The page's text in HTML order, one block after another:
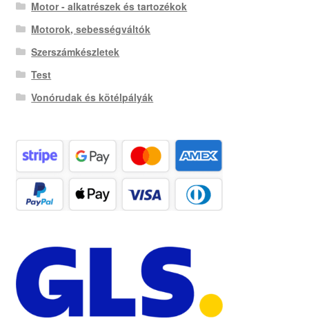
Motor - alkatrészek és tartozékok
Motorok, sebességváltók
Szerszámkészletek
Test
Vonórudak és kötélpályák